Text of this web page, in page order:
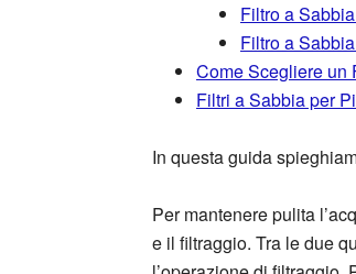
Filtro a
Filtro a
Come Scegliere un
Filtri a Sabbia per
In questa guida
Per mantenere pulita
e il filtraggio. Tra le due